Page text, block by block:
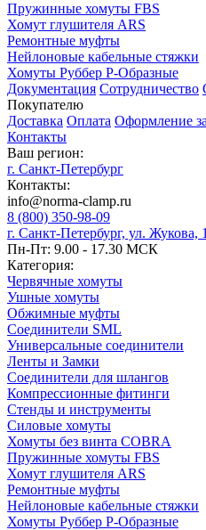
Пружинные хомуты FBS
Хомут глушителя ARS
Ремонтные муфты
Нейлоновые кабельные стяжки
Хомуты Руббер Р-Образные
Документация Сотрудничество
Покупателю
Доставка Оплата Оформление
Контакты
Ваш регион:
г. Санкт-Петербург
Контакты:
info@norma-clamp.ru
8 (800) 350-98-09
г. Санкт-Петербург, ул. Жукова,
Пн-Пт: 9.00 - 17.30 МСК
Категория:
Червячные хомуты
Ушные хомуты
Обжимные муфты
Соединители SML
Универсальные соединители
Ленты и Замки
Соединители для шлангов
Компрессионные фитинги
Стенды и инструменты
Силовые хомуты
Хомуты без винта COBRA
Пружинные хомуты FBS
Хомут глушителя ARS
Ремонтные муфты
Нейлоновые кабельные стяжки
Хомуты Руббер Р-Образные